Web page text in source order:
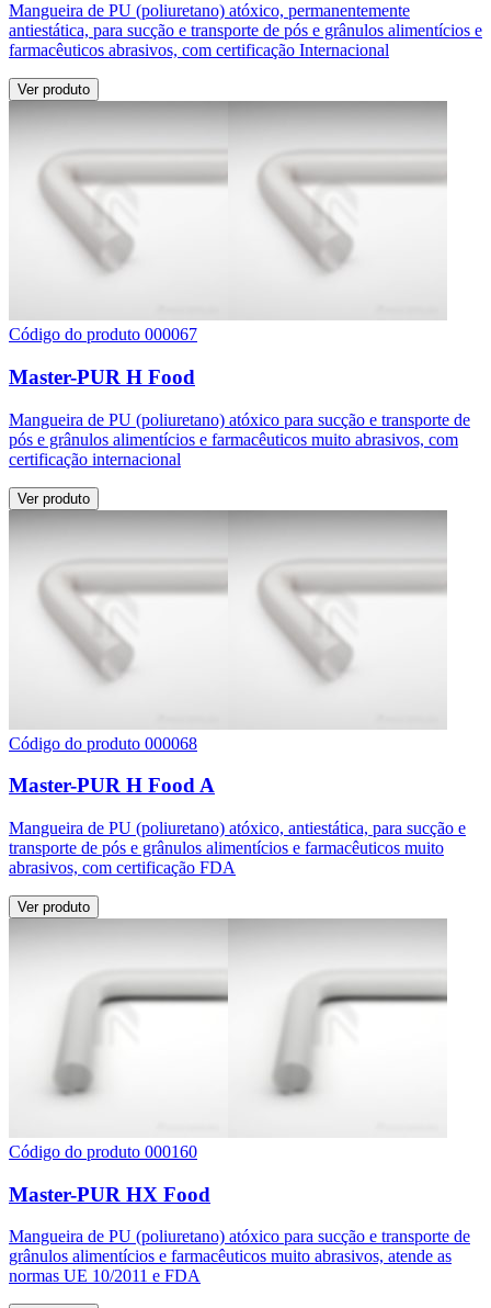
Mangueira de PU (poliuretano) atóxico, permanentemente
antiestática, para sucção e transporte de pós e grânulos alimentícios e
farmacêuticos abrasivos, com certificação Internacional
Ver produto
Código do produto 000067
Master-PUR H Food
Mangueira de PU (poliuretano) atóxico para sucção e transporte de
pós e grânulos alimentícios e farmacêuticos muito abrasivos, com
certificação internacional
Ver produto
Código do produto 000068
Master-PUR H Food A
Mangueira de PU (poliuretano) atóxico, antiestática, para sucção e
transporte de pós e grânulos alimentícios e farmacêuticos muito
abrasivos, com certificação FDA
Ver produto
Código do produto 000160
Master-PUR HX Food
Mangueira de PU (poliuretano) atóxico para sucção e transporte de
grânulos alimentícios e farmacêuticos muito abrasivos, atende as
normas UE 10/2011 e FDA